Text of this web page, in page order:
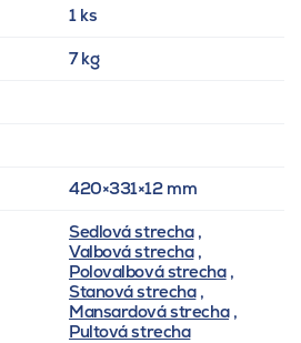
1 ks
7 kg
420×331×12 mm
Sedlová strecha,
Valbová strecha,
Polovalbová strecha,
Stanová strecha,
Mansardová strecha,
Pultová strecha